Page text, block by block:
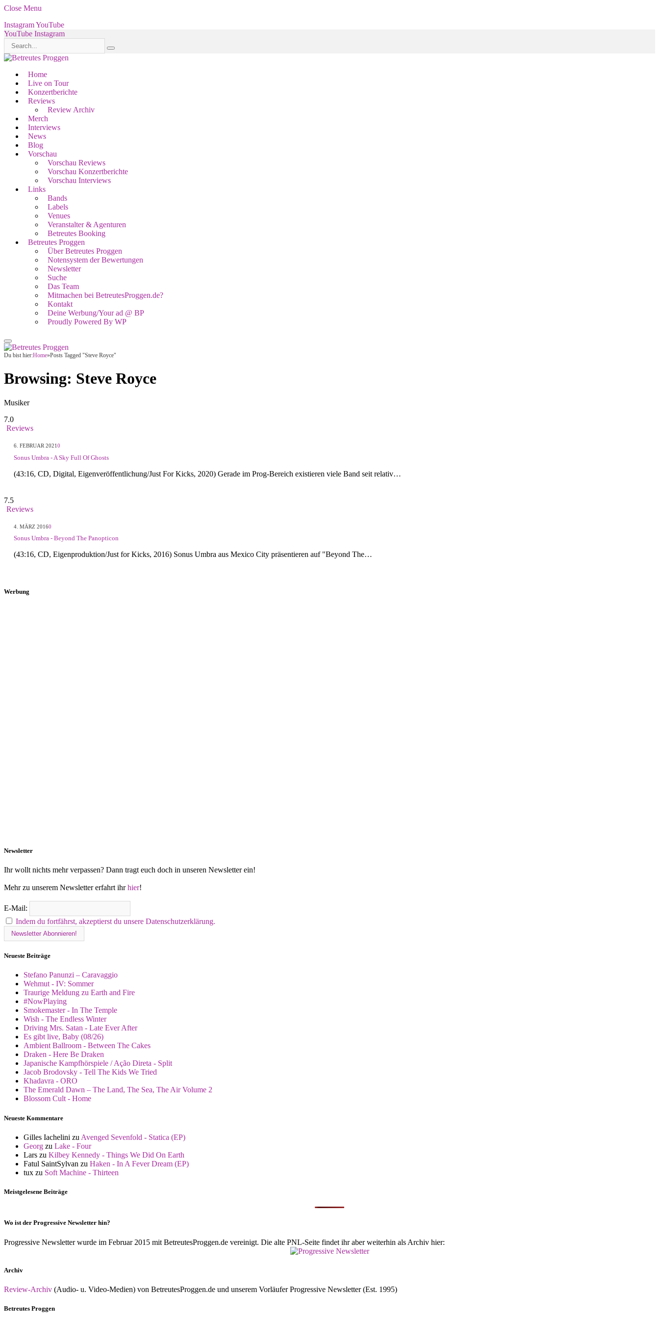
Close Menu
InstagramYouTube
YouTube Instagram
Home
Live on Tour
Konzertberichte
Reviews
Review Archiv
Merch
Interviews
News
Blog
Vorschau
Vorschau Reviews
Vorschau Konzertberichte
Vorschau Interviews
Links
Bands
Labels
Venues
Veranstalter & Agenturen
Betreutes Booking
Betreutes Proggen
Über Betreutes Proggen
Notensystem der Bewertungen
Newsletter
Suche
Das Team
Mitmachen bei BetreutesProggen.de?
Kontakt
Deine Werbung/Your ad @ BP
Proudly Powered By WP
Du bist hier:Home»Posts Tagged "Steve Royce"
Browsing: Steve Royce
Musiker
7.0
Reviews
6. FEBRUAR 20210
Sonus Umbra - A Sky Full Of Ghosts
(43:16, CD, Digital, Eigenveröffentlichung/Just For Kicks, 2020) Gerade im Prog-Bereich existieren viele Band seit relativ…
7.5
Reviews
4. MÄRZ 20160
Sonus Umbra - Beyond The Panopticon
(43:16, CD, Eigenproduktion/Just for Kicks, 2016) Sonus Umbra aus Mexico City präsentieren auf "Beyond The…
Werbung
Newsletter
Ihr wollt nichts mehr verpassen? Dann tragt euch doch in unseren Newsletter ein!
Mehr zu unserem Newsletter erfahrt ihrhier!
E-Mail:
Indem du fortfährst, akzeptierst du unsere Datenschutzerklärung.
Neueste Beiträge
Stefano Panunzi – Caravaggio
Wehmut - IV: Sommer
Traurige Meldung zu Earth and Fire
#NowPlaying
Smokemaster - In The Temple
Wish - The Endless Winter
Driving Mrs. Satan - Late Ever After
Es gibt live, Baby (08/26)
Ambient Ballroom - Between The Cakes
Draken - Here Be Draken
Japanische Kampfhörspiele / Ação Direta - Split
Jacob Brodovsky - Tell The Kids We Tried
Khadavra - ORO
The Emerald Dawn – The Land, The Sea, The Air Volume 2
Blossom Cult - Home
Neueste Kommentare
Gilles Iachelini zu Avenged Sevenfold - Statica (EP)
Georg zu Lake - Four
Lars zu Kilbey Kennedy - Things We Did On Earth
Fatul SaintSylvan zu Haken - In A Fever Dream (EP)
tux zu Soft Machine - Thirteen
Meistgelesene Beiträge
Wo ist der Progressive Newsletter hin?
Progressive Newsletter wurde im Februar 2015 mit BetreutesProggen.de vereinigt. Die alte PNL-Seite findet ihr aber weiterhin als Archiv hier:
Archiv
Review-Archiv (Audio- u. Video-Medien) von BetreutesProggen.de und unserem Vorläufer Progressive Newsletter (Est. 1995)
Betreutes Proggen